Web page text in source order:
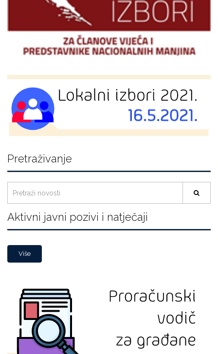
Pretraživanje
Aktivni javni pozivi i natječaji
Više